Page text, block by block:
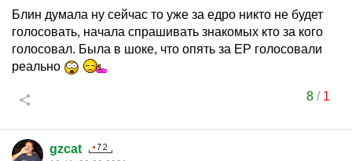
Блин думала ну сейчас то уже за едро никто не будет
голосовать, начала спрашивать знакомых кто за кого
голосовал. Была в шоке, что опять за ЕР голосовали
реально
8/ 1
gzcat